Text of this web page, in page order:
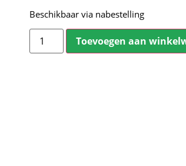
Beschikbaar via nabestelling
Toevoegen aan